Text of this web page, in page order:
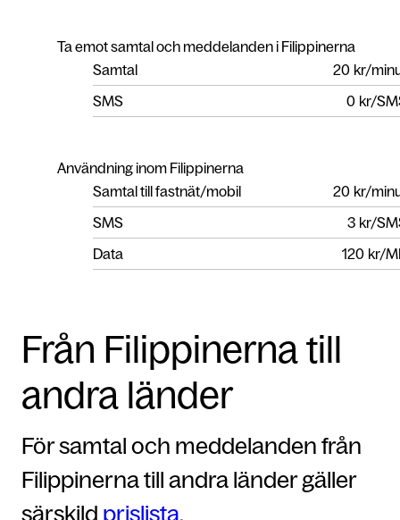
Ta emot samtal och meddelanden i Filippinerna
Samtal
20 kr/
SMS
0 kr/
Användning inom Filippinerna
Samtal till fastnät/mobil
20 kr/
SMS
3 kr/
Data
120 kr/
Från Filippinerna till
andra länder
För samtal och meddelanden från
Filippinerna till andra länder gäller
särskild prislista.